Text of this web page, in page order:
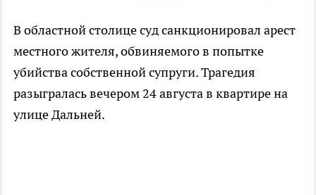
В областной столице суд санкционировал арест
местного жителя, обвиняемого в попытке
убийства собственной супруги. Трагедия
разыгралась вечером 24 августа в квартире на
улице Дальней.